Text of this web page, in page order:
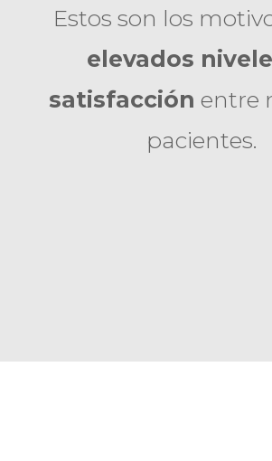
Estos son los
elevados
satisfacción entre
pacientes.